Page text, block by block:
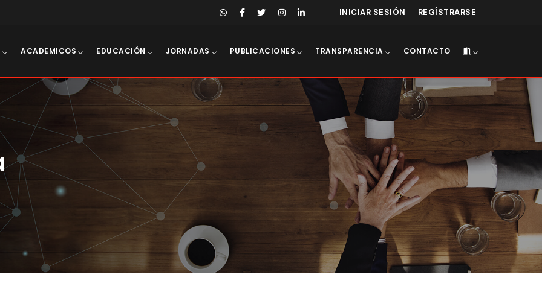
INICIAR SESIÓN REGÍSTRARSE
ACADEMICOS EDUCACIÓN JORNADAS PUBLICACIONES TRANSPARENCIA CONTACTO